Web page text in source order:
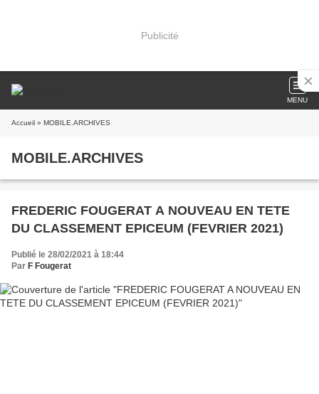
Publicité
MENU
Accueil » MOBILE.ARCHIVES
MOBILE.ARCHIVES
FREDERIC FOUGERAT A NOUVEAU EN TETE
DU CLASSEMENT EPICEUM (FEVRIER 2021)
Publié le 28/02/2021 à 18:44
Par F Fougerat